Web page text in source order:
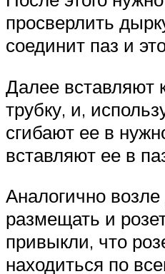
просверлить
соединит паз и
Далее вставляют
трубку, и,
сгибают ее в
вставляют ее в
Аналогично
размещать и
привыкли, что
находиться по